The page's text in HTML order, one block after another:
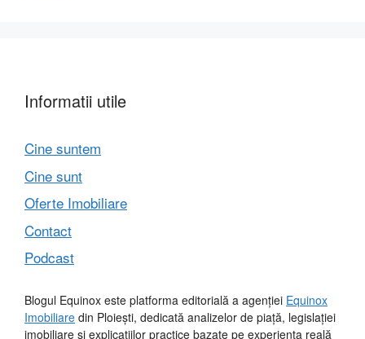
Informatii utile
Cine suntem
Cine sunt
Oferte Imobiliare
Contact
Podcast
Blogul Equinox este platforma editorială a agenției Equinox
Imobiliare din Ploiești, dedicată analizelor de piață, legislației
imobiliare și explicațiilor practice bazate pe experiența reală